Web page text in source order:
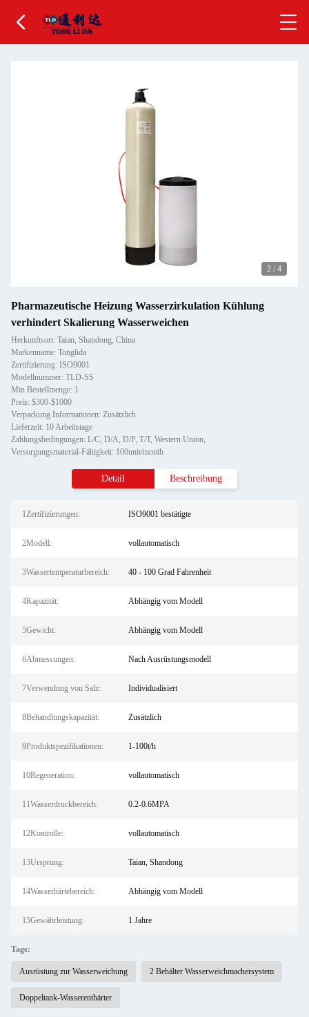
2 / 4
Pharmazeutische Heizung Wasserzirkulation Kühlung
verhindert Skalierung Wasserweichen
Herkunftsort: Taian, Shandong, China
Markenname: Tonglida
Zertifizierung: ISO9001
Modellnummer: TLD-SS
Min Bestellmenge: 1
Preis: $300-$1000
Verpackung Informationen: Zusätzlich
Lieferzeit: 10 Arbeitstage
Zahlungsbedingungen: L/C, D/A, D/P, T/T, Western Union,
Versorgungsmaterial-Fähigkeit: 100unit/month
Detail Beschreibung
1Zertifizierungen: ISO9001 bestätigte
2Modell: vollautomatisch
3Wassertemperaturbereich: 40 - 100 Grad Fahrenheit
4Kapazität: Abhängig vom Modell
5Gewicht: Abhängig vom Modell
6Abmessungen: Nach Ausrüstungsmodell
7Verwendung von Salz: Individualisiert
8Behandlungskapazität: Zusätzlich
9Produktspezifikationen: 1-100t/h
10Regeneration: vollautomatisch
11Wasserdruckbereich: 0.2-0.6MPA
12Kontrolle: vollautomatisch
13Ursprung: Taian, Shandong
14Wasserhärtebereich: Abhängig vom Modell
15Gewährleistung: 1 Jahre
Tags:
Ausrüstung zur Wasserweichung 2 Behälter Wasserweichmachersystem
Doppeltank-Wasserenthärter